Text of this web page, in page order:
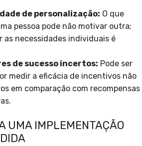
de personalização: O que
pessoa pode não motivar outra;
as necessidades individuais é
de sucesso incertos: Pode ser
medir a eficácia de incentivos não
em comparação com recompensas
UMA IMPLEMENTAÇÃO